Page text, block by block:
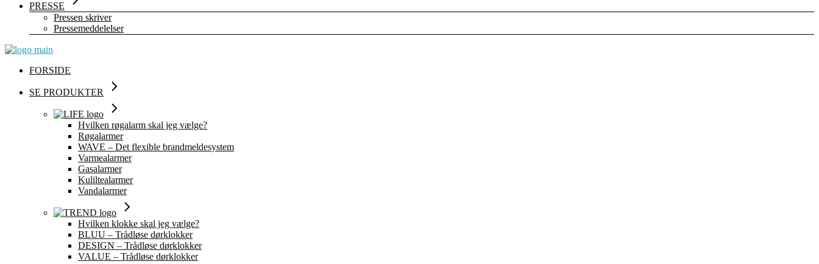
PRESSE
Pressen skriver
Pressemeddelelser
FORSIDE
SE PRODUKTER
Hvilken røgalarm skal jeg vælge?
Røgalarmer
WAVE – Det flexible brandmeldesystem
Varmealarmer
Gasalarmer
Kuliltealarmer
Vandalarmer
Hvilken klokke skal jeg vælge?
BLUU – Trådløse dørklokker
DESIGN – Trådløse dørklokker
VALUE – Trådløse dørklokker